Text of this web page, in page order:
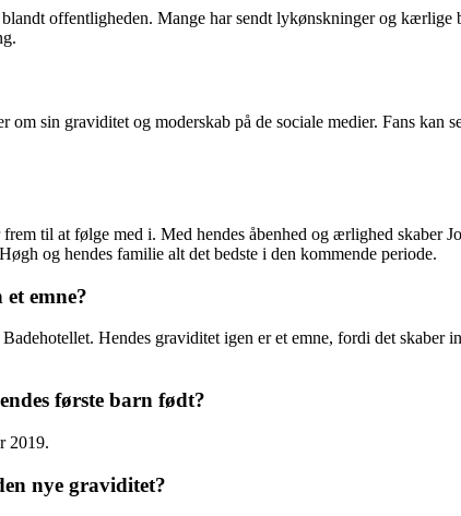
offentligheden. Mange har sendt lykønskninger og
sin graviditet og moderskab på de sociale medier. Fans kan
til at følge med i. Med hendes åbenhed og ærlighed skaber
og hendes familie alt det bedste i den kommende periode.
emne?
Hendes graviditet igen er et emne, fordi det skaber
første barn født?
2019.
nye graviditet?